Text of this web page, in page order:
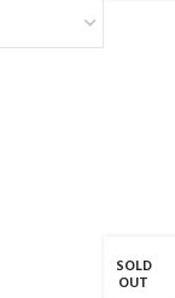
SOLD
OUT